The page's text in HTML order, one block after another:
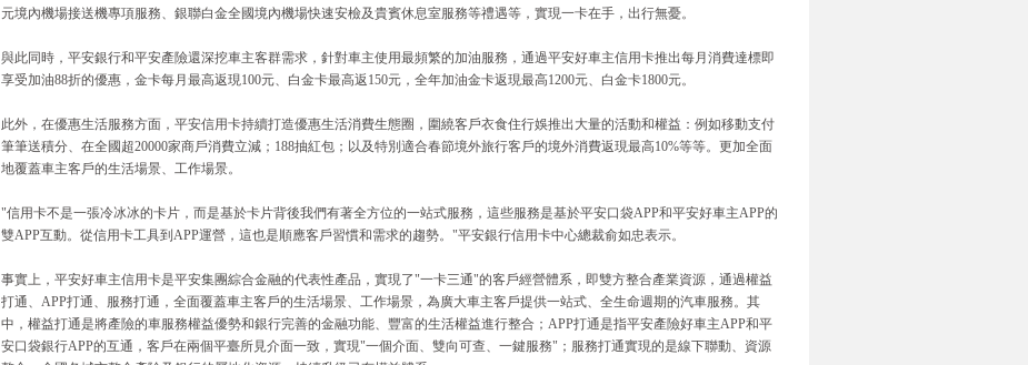
元境內機場接送機專項服務、銀聯白金全國境內機場快速安檢及貴賓休息室服務等禮遇等，實現一卡在手，出行無憂。
與此同時，平安銀行和平安產險還深挖車主客群需求，針對車主使用最頻繁的加油服務，通過平安好車主信用卡推出每月消費達標即
享受加油88折的優惠，金卡每月最高返現100元、白金卡最高返150元，全年加油金卡返現最高1200元、白金卡1800元。
此外，在優惠生活服務方面，平安信用卡持續打造優惠生活消費生態圈，圍繞客戶衣食住行娛推出大量的活動和權益：例如移動支付
筆筆送積分、在全國超20000家商戶消費立減；188抽紅包；以及特別適合春節境外旅行客戶的境外消費返現最高10%等等。更加全面
地覆蓋車主客戶的生活場景、工作場景。
"信用卡不是一張冷冰冰的卡片，而是基於卡片背後我們有著全方位的一站式服務，這些服務是基於平安口袋APP和平安好車主APP的
雙APP互動。從信用卡工具到APP運營，這也是順應客戶習慣和需求的趨勢。"平安銀行信用卡中心總裁俞如忠表示。
事實上，平安好車主信用卡是平安集團綜合金融的代表性產品，實現了"一卡三通"的客戶經營體系，即雙方整合產業資源，通過權益
打通、APP打通、服務打通，全面覆蓋車主客戶的生活場景、工作場景，為廣大車主客戶提供一站式、全生命週期的汽車服務。其
中，權益打通是將產險的車服務權益優勢和銀行完善的金融功能、豐富的生活權益進行整合；APP打通是指平安產險好車主APP和平
安口袋銀行APP的互通，客戶在兩個平臺所見介面一致，實現"一個介面、雙向可查、一鍵服務"；服務打通實現的是線下聯動、資源